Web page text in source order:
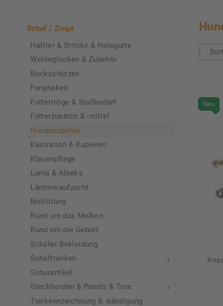
Schaf / Ziege
Halfter & Stricke & Halsgurte
Weideglocken & Zubehör
Bockschürzen
Fanghaken
Futtertröge & Stallbedarf
Futterzusätze & -mittel
Hundezubehör
Kastration & Kupieren
Klauenpflege
Lama & Alpaka
Lämmeraufzucht
Nottötung
Rund um das Melken
Rund um die Geburt
Schäfer Bekleidung
Schaftränken
Schurartikel
Steckhorden & Panels & Tore
Tierkennzeichnung & -bändigung
Neu